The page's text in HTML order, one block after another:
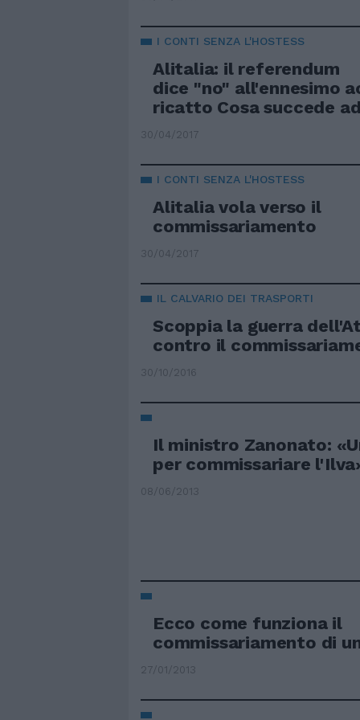
I CONTI SENZA L'HOSTESS
Alitalia: il referendum
dice "no" all'ennesimo
ricatto Cosa succede
30/04/2017
I CONTI SENZA L'HOSTESS
Alitalia vola verso il
commissariamento
30/04/2017
IL CALVARIO DEI TRASPORTI
Scoppia la guerra
contro il
30/10/2016
Il ministro Zanonato:
per commissariare
08/06/2013
Ecco come funziona il
commissariamento di
27/01/2013